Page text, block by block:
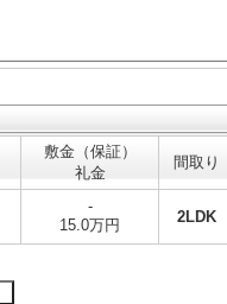
敷金（保証）
礼金
間取り
-
15.0万円
2LDK